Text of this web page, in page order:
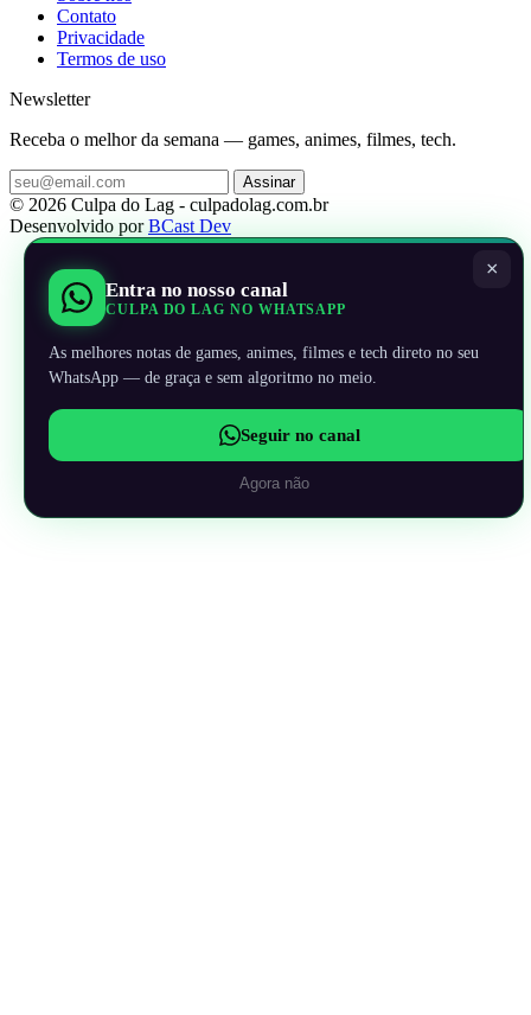
Contato
Privacidade
Termos de uso
Newsletter
Receba o melhor da semana — games, animes, filmes, tech.
Assinar
© 2026 Culpa do Lag - culpadolag.com.br
Desenvolvido porBCast Dev
×
Entra no nosso canal
CULPA DO LAG NO WHATSAPP
As melhores notas de games, animes, filmes e tech direto no seu
WhatsApp — de graça e sem algoritmo no meio.
Seguir no canal
Agora não